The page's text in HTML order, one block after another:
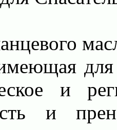
для
и
и